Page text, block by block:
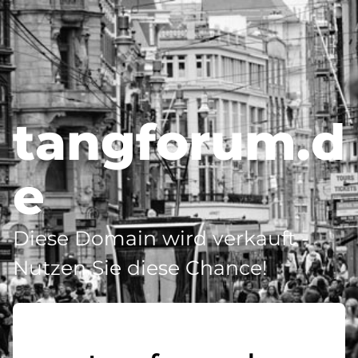
tangforum.d
e
Diese Domain wird verkauft -
Nutzen Sie diese Chance!